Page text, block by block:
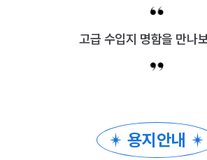
고급 수입지 명함을 만나
용지안내